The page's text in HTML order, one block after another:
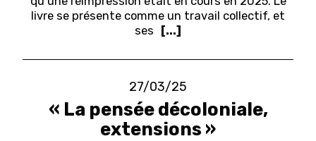
livre se présente comme un travail collectif, et
ses [...]
27/03/25
« La pensée décoloniale,
extensions »